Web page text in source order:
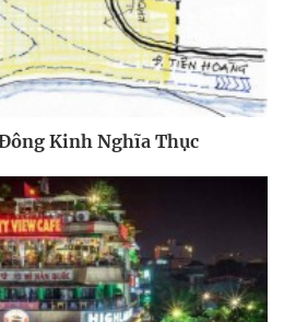
Kinh Nghĩa Thục